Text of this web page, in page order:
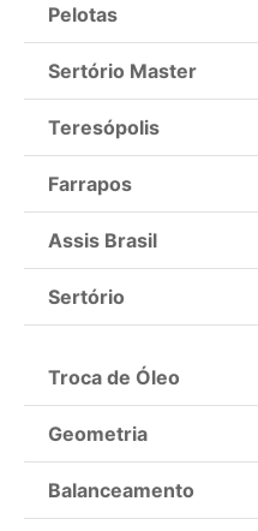
Pelotas
Sertório Master
Teresópolis
Farrapos
Assis Brasil
Sertório
Troca de Óleo
Geometria
Balanceamento